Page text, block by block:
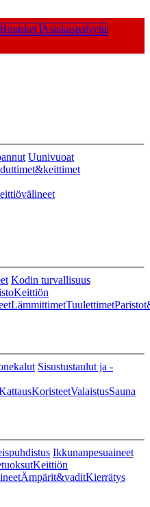
Rmarket Asiakaspalvelu
Uunivuoat
Kodin turvallisuus
Keittiön
LämmittimetTuulettimet
Sisustustaulut ja -
KoristeetValaistusSauna
Ikkunanpesuaineet
Keittiön
Ämpärit&vaditKierrätys